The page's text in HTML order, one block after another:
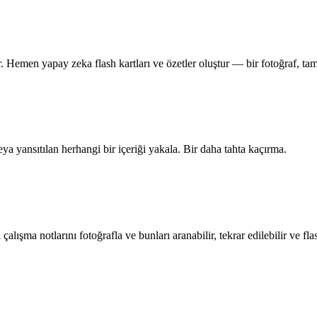
yapay zeka flash kartları ve özetler oluştur — bir fotoğraf,
yansıtılan herhangi bir içeriği yakala. Bir daha tahta kaçırma.
notlarını fotoğrafla ve bunları aranabilir, tekrar edilebilir ve